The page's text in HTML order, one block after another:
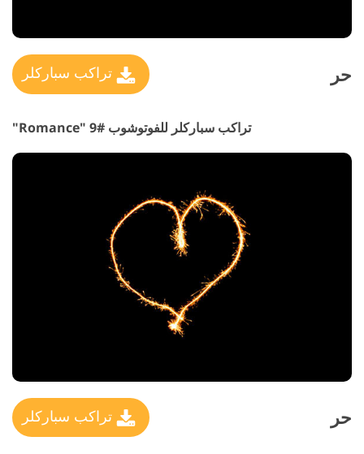
حر تراكب سباركلر
تراكب سباركلر للفوتوشوب #9 "Romance"
حر تراكب سباركلر